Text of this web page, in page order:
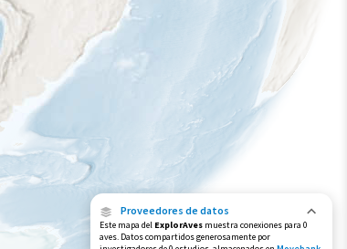
Proveedores de datos
Este mapa del ExplorAves muestra conexiones para 0
aves. Datos compartidos generosamente por